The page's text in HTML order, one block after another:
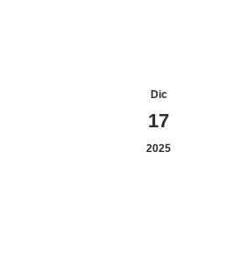
Dic
17
2025